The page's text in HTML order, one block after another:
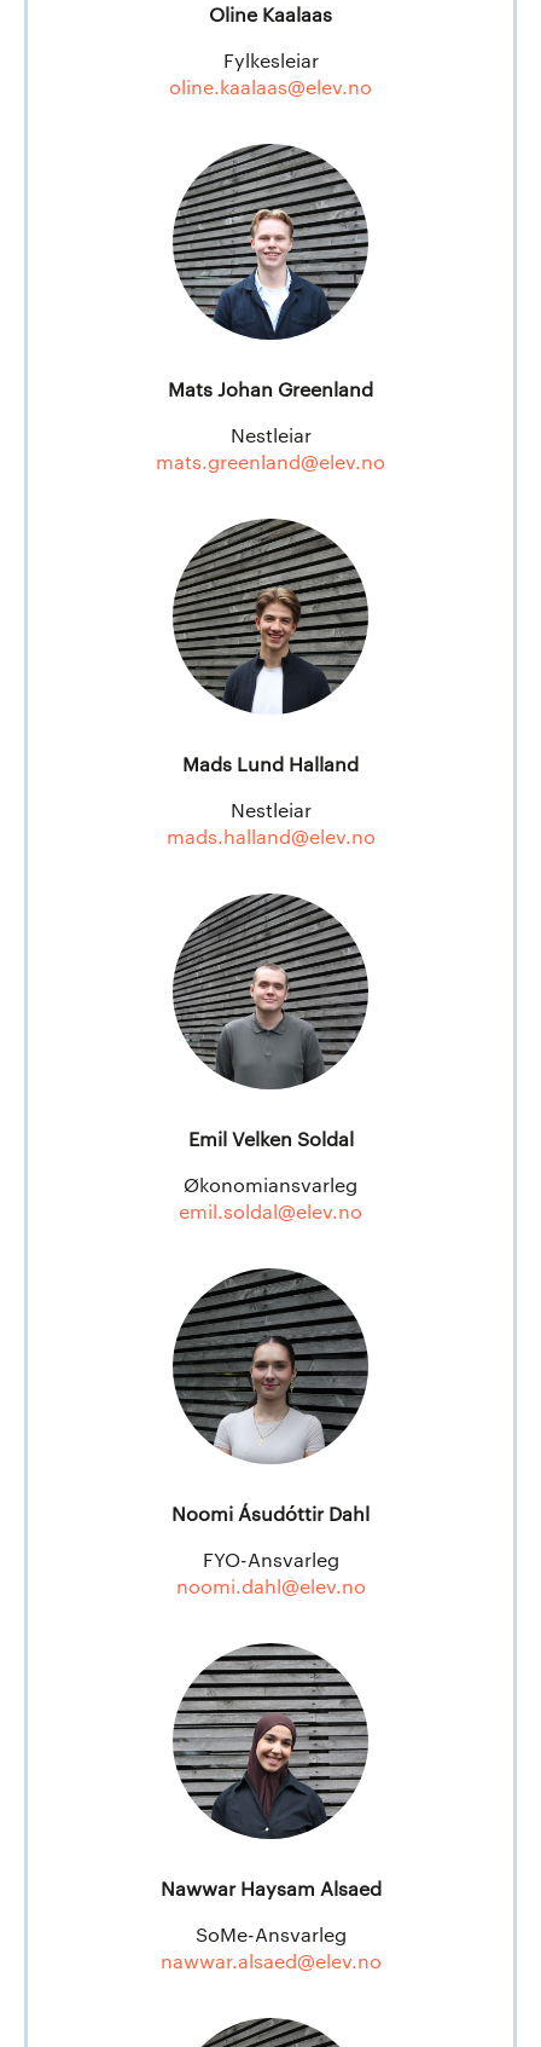
Oline Kaalaas
Fylkesleiar
oline.kaalaas@elev.no
Mats Johan Greenland
Nestleiar
mats.greenland@elev.no
Mads Lund Halland
Nestleiar
mads.halland@elev.no
Emil Velken Soldal
Økonomiansvarleg
emil.soldal@elev.no
Noomi Ásudóttir Dahl
FYO-Ansvarleg
noomi.dahl@elev.no
Nawwar Haysam Alsaed
SoMe-Ansvarleg
nawwar.alsaed@elev.no